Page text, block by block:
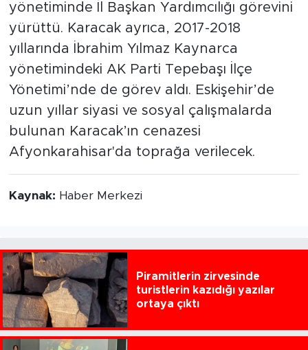
yönetiminde İl Başkan Yardımcılığı görevini
yürüttü. Karacak ayrıca, 2017-2018
yıllarında İbrahim Yılmaz Kaynarca
yönetimindeki AK Parti Tepebaşı İlçe
Yönetimi’nde de görev aldı. Eskişehir’de
uzun yıllar siyasi ve sosyal çalışmalarda
bulunan Karacak’ın cenazesi
Afyonkarahisar'da toprağa verilecek.
Kaynak: Haber Merkezi
Piramitlerin zirvesinde
turistlerin kazıdığı yazılar
ortaya çıktı